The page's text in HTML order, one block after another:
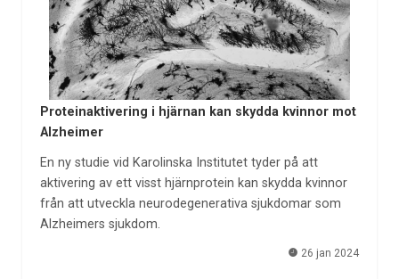
Proteinaktivering i hjärnan kan skydda kvinnor mot
Alzheimer
En ny studie vid Karolinska Institutet tyder på att
aktivering av ett visst hjärnprotein kan skydda kvinnor
från att utveckla neurodegenerativa sjukdomar som
Alzheimers sjukdom.
26 jan 2024